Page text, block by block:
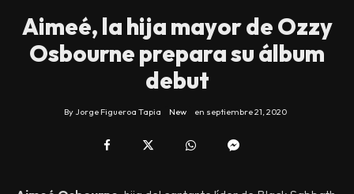
Aimeé, la hija mayor de Ozzy
Osbourne prepara su álbum
debut
By Jorge Figueroa Tapia New en septiembre 21, 2020